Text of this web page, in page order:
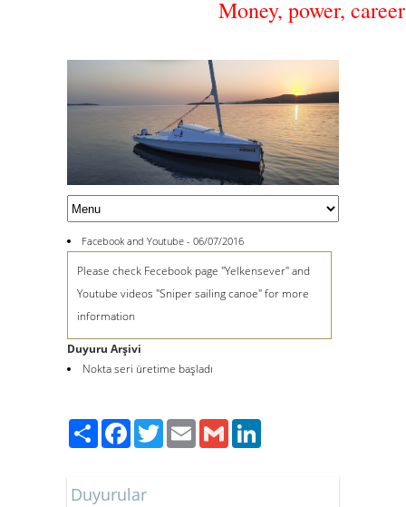
Money, power,
Facebook and Youtube - 06/07/2016
Please check Fecebook page "Yelkensever" and
Youtube videos "Sniper sailing canoe" for more
information
Duyuru Arşivi
Nokta seri üretime başladı
PaylaşFacebook
TwitterEmailGmail
Duyurular